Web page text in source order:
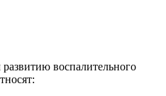
воспалительного